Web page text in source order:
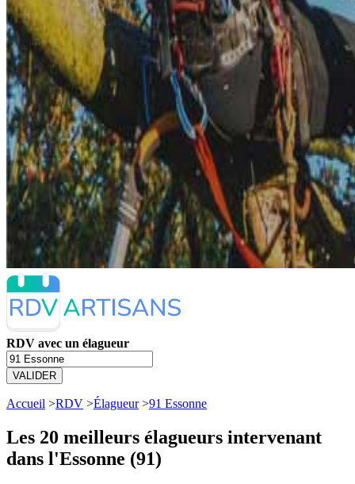
RDV avec un élagueur
VALIDER
Accueil >RDV >Élagueur>91 Essonne
Les 20 meilleurs élagueurs intervenant
dans l'Essonne (91)